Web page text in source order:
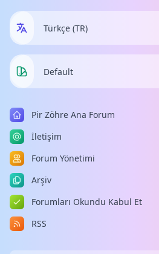
Pir Zöhre Ana Forum
İletişim
Forum Yönetimi
Arşiv
Forumları Okundu Kabul Et
RSS